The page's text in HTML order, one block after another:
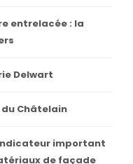
entrelacée : la
Delwart
Châtelain
indicateur important
de façade